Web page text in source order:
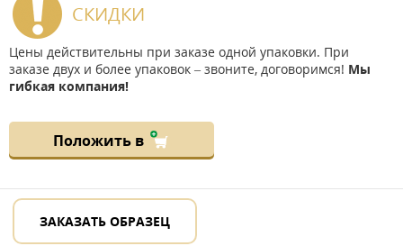
СКИДКИ
Цены действительны при заказе одной упаковки. При
заказе двух и более упаковок – звоните, договоримся! Мы
гибкая компания!
Положить в
ЗАКАЗАТЬ ОБРАЗЕЦ